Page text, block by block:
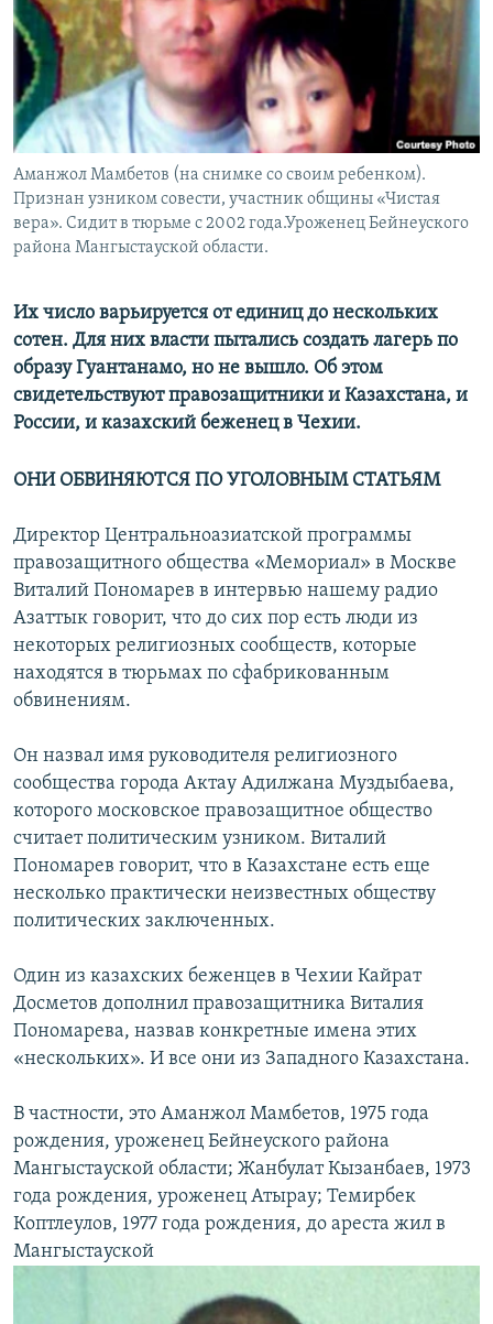
Аманжол Мамбетов (на снимке со своим ребенком).
Признан узником совести, участник общины «Чистая
вера». Сидит в тюрьме с 2002 года.Уроженец Бейнеуского
района Мангыстауской области.
Их число варьируется от единиц до нескольких
сотен. Для них власти пытались создать лагерь по
образу Гуантанамо, но не вышло. Об этом
свидетельствуют правозащитники и Казахстана, и
России, и казахский беженец в Чехии.
ОНИ ОБВИНЯЮТСЯ ПО УГОЛОВНЫМ СТАТЬЯМ
Директор Центральноазиатской программы
правозащитного общества «Мемориал» в Москве
Виталий Пономарев в интервью нашему радио
Азаттык говорит, что до сих пор есть люди из
некоторых религиозных сообществ, которые
находятся в тюрьмах по сфабрикованным
обвинениям.
Он назвал имя руководителя религиозного
сообщества города Актау Адилжана Муздыбаева,
которого московское правозащитное общество
считает политическим узником. Виталий
Пономарев говорит, что в Казахстане есть еще
несколько практически неизвестных обществу
политических заключенных.
Один из казахских беженцев в Чехии Кайрат
Досметов дополнил правозащитника Виталия
Пономарева, назвав конкретные имена этих
«нескольких». И все они из Западного Казахстана.
В частности, это Аманжол Мамбетов, 1975 года
рождения, уроженец Бейнеуского района
Мангыстауской области; Жанбулат Кызанбаев, 1973
года рождения, уроженец Атырау; Темирбек
Коптлеулов, 1977 года рождения, до ареста жил в
Мангыстауской